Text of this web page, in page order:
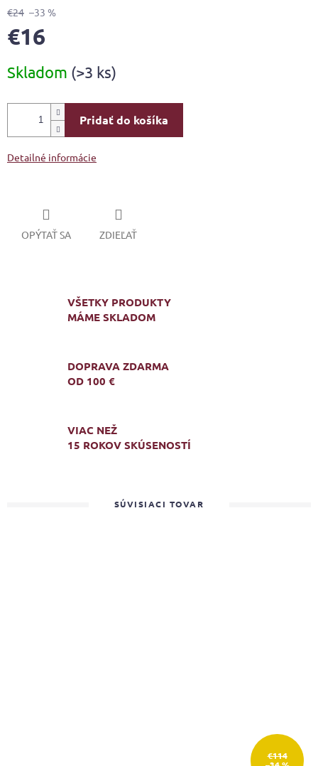
€24 –33 %
€16
cena:
Skladom (>3 ks)
Pridať do košíka
Detailné informácie
OPÝTAŤ SA ZDIEĽAŤ
VŠETKY PRODUKTY
MÁME SKLADOM
DOPRAVA ZDARMA
OD 100 €
VIAC NEŽ
15 ROKOV SKÚSENOSTÍ
SÚVISIACI TOVAR
€114